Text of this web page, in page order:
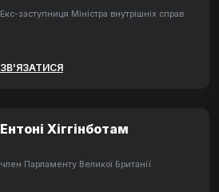
Екс-заступниця Міністра внутрішніх справ
ЗВ'ЯЗАТИСЯ
Ентоні Хіггінботам
член Парламенту Великої Британії